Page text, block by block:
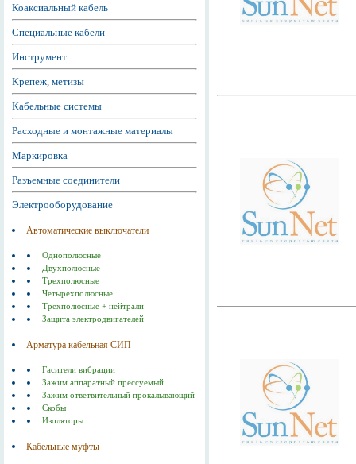
Коаксиальный кабель
Специальные кабели
Инструмент
Крепеж, метизы
Кабельные системы
Расходные и монтажные материалы
Маркировка
Разъемные соединители
Электрооборудование
Автоматические выключатели
Однополюсные
Двухполюсные
Трехполюсные
Четырехполюсные
Трехполюсные + нейтрали
Защита электродвигателей
Арматура кабельная СИП
Гасители вибрации
Зажим аппаратный прессуемый
Зажим ответвительный прокалывающий
Скобы
Изоляторы
Кабельные муфты